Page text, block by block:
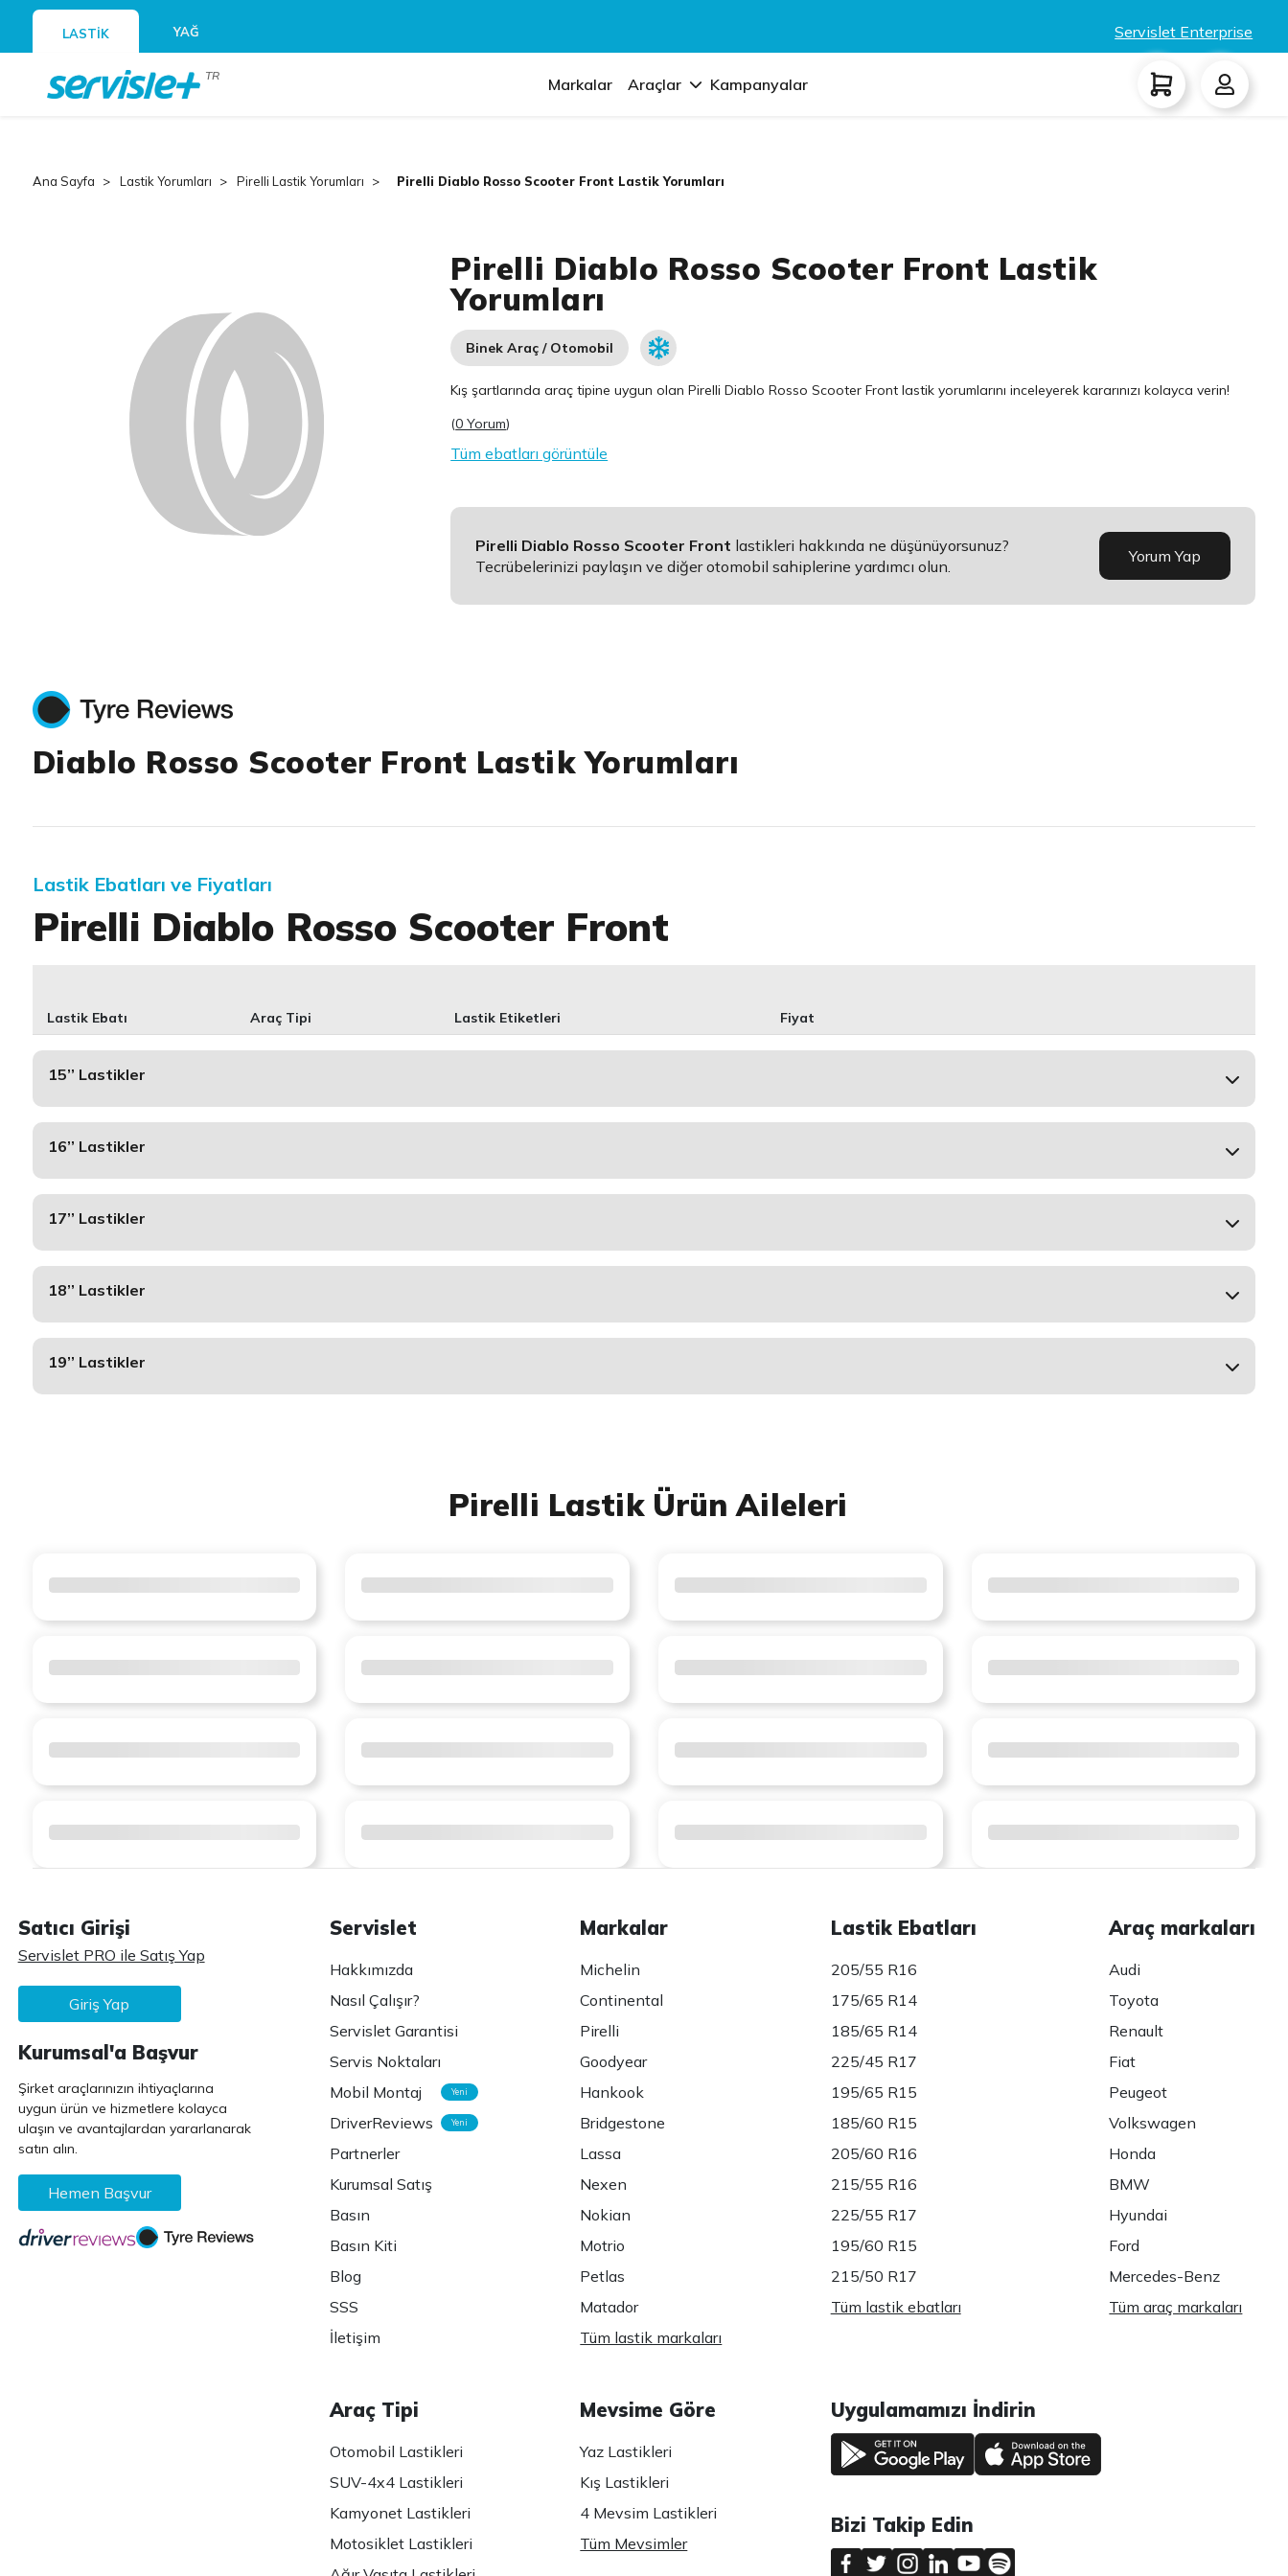
LASTİK YAĞ Servislet Enterprise
TR Markalar Araçlar Kampanyalar
Ana Sayfa Lastik Yorumları Pirelli Lastik Yorumları Pirelli Diablo Rosso Scooter Front Lastik Yorumları
Pirelli Diablo Rosso Scooter Front Lastik
Yorumları
Binek Araç / Otomobil
Kış şartlarında araç tipine uygun olanPirelli Diablo Rosso Scooter Front lastik yorumlarını inceleyerek kararınızı kolayca verin!
(0 Yorum)
Tüm ebatları görüntüle
Pirelli Diablo Rosso Scooter Front lastikleri hakkında ne düşünüyorsunuz?
Tecrübelerinizi paylaşın ve diğer otomobil sahiplerine yardımcı olun.
Yorum Yap
Diablo Rosso Scooter Front Lastik Yorumları
Lastik Ebatları ve Fiyatları
Pirelli Diablo Rosso Scooter Front
Lastik Ebatı Araç Tipi Lastik Etiketleri Fiyat
15’’ Lastikler
16’’ Lastikler
17’’ Lastikler
18’’ Lastikler
19’’ Lastikler
Pirelli Lastik Ürün Aileleri
Satıcı Girişi
Servislet PRO ile Satış Yap
Giriş Yap
Kurumsal'a Başvur
Şirket araçlarınızın ihtiyaçlarına
uygun ürün ve hizmetlere kolayca
ulaşın ve avantajlardan yararlanarak
satın alın.
Hemen Başvur
Servislet
Hakkımızda
Nasıl Çalışır?
Servislet Garantisi
Servis Noktaları
Mobil Montaj
Yeni
DriverReviews Yeni
Partnerler
Kurumsal Satış
Basın
Basın Kiti
Blog
SSS
İletişim
Markalar
Michelin
Continental
Pirelli
Goodyear
Hankook
Bridgestone
Lassa
Nexen
Nokian
Motrio
Petlas
Matador
Tüm lastik markaları
Lastik Ebatları
205/55 R16
175/65 R14
185/65 R14
225/45 R17
195/65 R15
185/60 R15
205/60 R16
215/55 R16
225/55 R17
195/60 R15
215/50 R17
Tüm lastik ebatları
Araç markaları
Audi
Toyota
Renault
Fiat
Peugeot
Volkswagen
Honda
BMW
Hyundai
Ford
Mercedes-Benz
Tüm araç markaları
Araç Tipi
Otomobil Lastikleri
SUV-4x4 Lastikleri
Kamyonet Lastikleri
Motosiklet Lastikleri
Mevsime Göre
Yaz Lastikleri
Kış Lastikleri
4 Mevsim Lastikleri
Tüm Mevsimler
Uygulamamızı İndirin
Bizi Takip Edin